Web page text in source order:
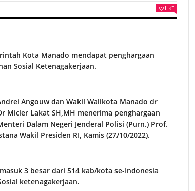
LIKE
Kota Manado mendapat penghargaan
Sosial Ketenagakerjaan.
Angouw dan Wakil Walikota Manado dr
Micler Lakat SH,MH menerima penghargaan
Dalam Negeri Jenderal Polisi (Purn.) Prof.
Wakil Presiden RI, Kamis (27/10/2022).
3 besar dari 514 kab/kota se-Indonesia
ketenagakerjaan.